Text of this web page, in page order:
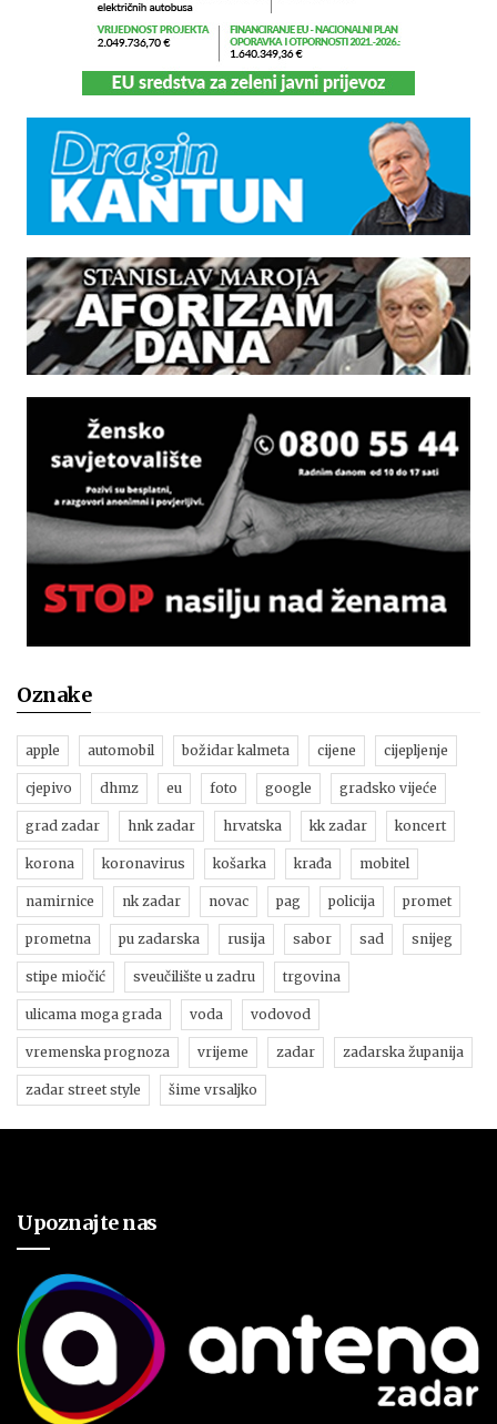
Oznake
apple automobil božidar kalmeta cijene cijepljenje
cjepivo dhmz eu foto google gradsko vijeće
grad zadar hnk zadar hrvatska kk zadar koncert
korona koronavirus košarka krađa mobitel
namirnice nk zadar novac pag policija promet
prometna pu zadarska rusija sabor sad snijeg
stipe miočić sveučilište u zadru trgovina
ulicama moga grada voda vodovod
vremenska prognoza vrijeme zadar zadarska županija
zadar street style šime vrsaljko
Upoznajte nas